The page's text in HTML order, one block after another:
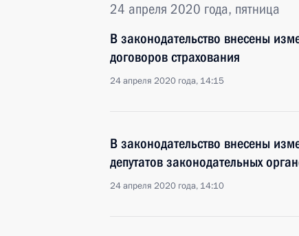
24 апреля 2020 года, пятница
В законодательство внесены
договоров страхования
24 апреля 2020 года, 14:15
В законодательство внесены
депутатов законодательных
24 апреля 2020 года, 14:10